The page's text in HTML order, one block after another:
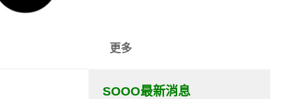
更多
SOOO最新消息